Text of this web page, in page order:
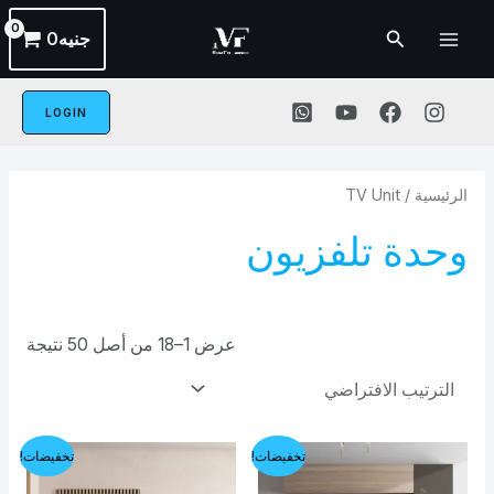
المحتوى
البحث جنيه0
LOGIN
الرئيسية / TV Unit
وحدة تلفزيون
عرض 1–18 من أصل 50 نتيجة
تخفيضات!
السعر
الأصلي
السعر
الحالي
تخفيضات!
السعر
الحالي